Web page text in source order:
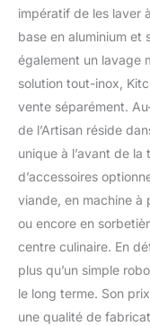
impératif de les laver
base en aluminium et
également un lavage
solution tout-inox,
vente séparément.
de l’Artisan réside
unique à l’avant de
d’accessoires
viande, en machine à
ou encore en
centre culinaire. En
plus qu’un simple
le long terme. Son
une qualité de